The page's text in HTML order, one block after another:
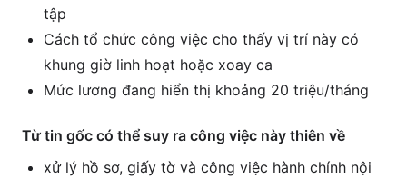
tập
Cách tổ chức công việc cho thấy vị trí này có
khung giờ linh hoạt hoặc xoay ca
Mức lương đang hiển thị khoảng 20 triệu/tháng
Từ tin gốc có thể suy ra công việc này thiên về
xử lý hồ sơ, giấy tờ và công việc hành chính nội